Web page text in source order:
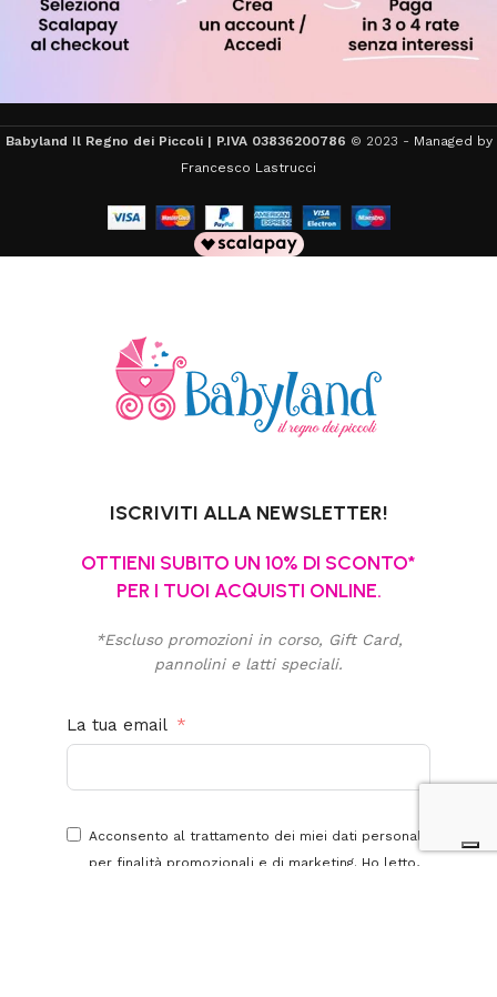
Babyland Il Regno dei Piccoli | P.IVA 03836200786 © 2023 - Managed by
Francesco Lastrucci
ISCRIVITI ALLA NEWSLETTER!
OTTIENI SUBITO UN 10% DI SCONTO*
PER I TUOI ACQUISTI ONLINE.
*Escluso promozioni in corso, Gift Card,
pannolini e latti speciali.
La tua email
Acconsento al trattamento dei miei dati personali
per finalità promozionali e di marketing. Ho letto,